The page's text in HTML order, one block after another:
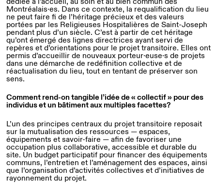
Montréalais·es. Dans ce contexte, la requalification du lieu
ne peut faire fi de l’héritage précieux et des valeurs
portées par les Religieuses Hospitalières de Saint-Joseph
pendant plus d’un siècle. C’est à partir de cet héritage
qu’ont émergé des lignes directrices ayant servi de
repères et d’orientations pour le projet transitoire. Elles ont
permis d’accueillir de nouveaux porteur·euse·s de projets
dans une démarche de redéfinition collective et de
réactualisation du lieu, tout en tentant de préserver son
sens.
Comment rend-on tangible l’idée de « collectif » pour des
individus et un bâtiment aux multiples facettes?
L’un des principes centraux du projet transitoire reposait
sur la mutualisation des ressources — espaces,
équipements et savoir-faire — afin de favoriser une
occupation plus collaborative, accessible et durable du
site. Un budget participatif pour financer des équipements
communs, l’entretien et l’aménagement des espaces, ainsi
que l’organisation d’activités collectives et d’initiatives de
rayonnement du projet.